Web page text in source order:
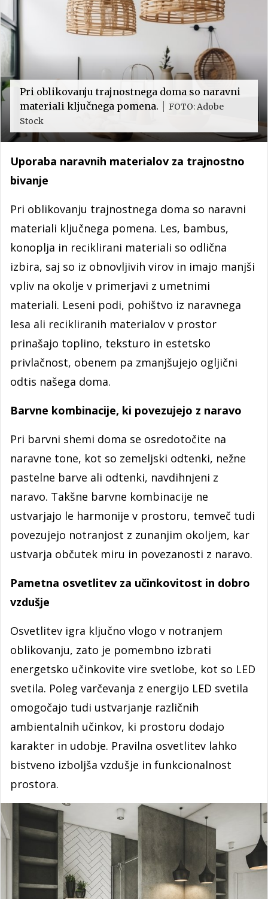
Pri oblikovanju trajnostnega doma so naravni
materiali ključnega pomena.
FOTO: Adobe
Stock
Uporaba naravnih materialov za trajnostno
bivanje
Pri oblikovanju trajnostnega doma so naravni
materiali ključnega pomena. Les, bambus,
konoplja in reciklirani materiali so odlična
izbira, saj so iz obnovljivih virov in imajo manjši
vpliv na okolje v primerjavi z umetnimi
materiali. Leseni podi, pohištvo iz naravnega
lesa ali recikliranih materialov v prostor
prinašajo toplino, teksturo in estetsko
privlačnost, obenem pa zmanjšujejo ogljični
odtis našega doma.
Barvne kombinacije, ki povezujejo z naravo
Pri barvni shemi doma se osredotočite na
naravne tone, kot so zemeljski odtenki, nežne
pastelne barve ali odtenki, navdihnjeni z
naravo. Takšne barvne kombinacije ne
ustvarjajo le harmonije v prostoru, temveč tudi
povezujejo notranjost z zunanjim okoljem, kar
ustvarja občutek miru in povezanosti z naravo.
Pametna osvetlitev za učinkovitost in dobro
vzdušje
Osvetlitev igra ključno vlogo v notranjem
oblikovanju, zato je pomembno izbrati
energetsko učinkovite vire svetlobe, kot so LED
svetila. Poleg varčevanja z energijo LED svetila
omogočajo tudi ustvarjanje različnih
ambientalnih učinkov, ki prostoru dodajo
karakter in udobje. Pravilna osvetlitev lahko
bistveno izboljša vzdušje in funkcionalnost
prostora.